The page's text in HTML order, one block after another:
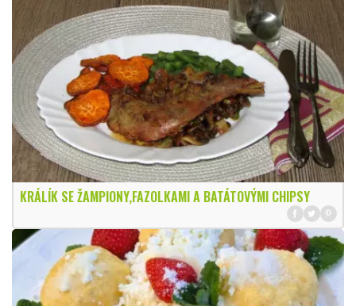
KRÁLÍK SE ŽAMPIONY,FAZOLKAMI A BATÁTOVÝMI CHIPSY